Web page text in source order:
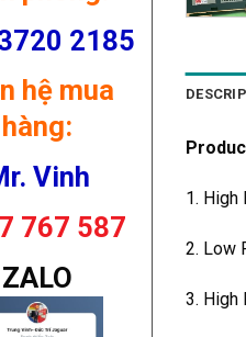
2185
hệ mua
hàng:
Vinh
767 587
ZALO
1. High
2. Low
3. High